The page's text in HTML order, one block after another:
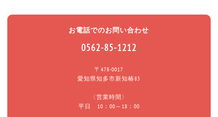
お電話でのお問い合わせ
0562-85-1212
〒478-0017
愛知県知多市新知椿83
〈営業時間〉
平日 10：00～18：00